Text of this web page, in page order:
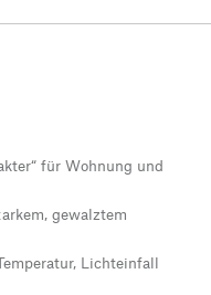
für Wohnung und
gewalztem
Lichteinfall